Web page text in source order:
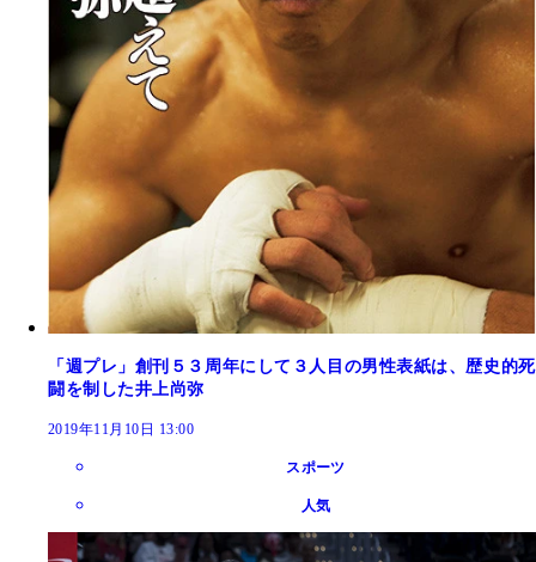
「週プレ」創刊５３周年にして３人目の男性表紙は、歴史的死
闘を制した井上尚弥
2019年11月10日 13:00
スポーツ
人気